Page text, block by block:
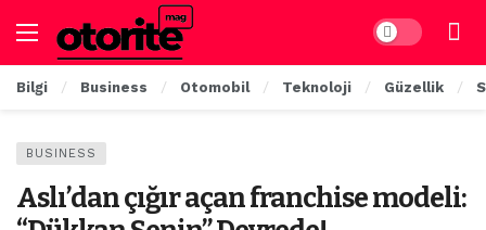
Dark mode
Bilgi Business Otomobil Teknoloji Güzellik
BUSINESS
Aslı’dan çığır açan franchise modeli: